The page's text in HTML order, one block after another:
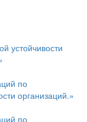
устойчивости
по
организаций.»
по